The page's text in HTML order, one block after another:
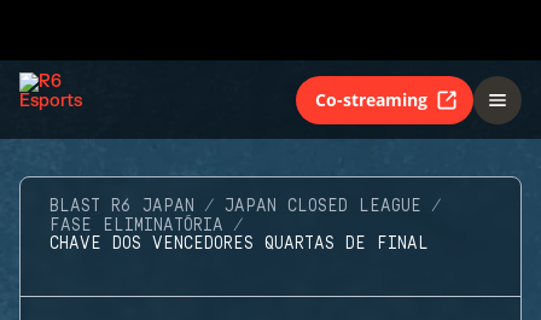
Co-streaming
BLAST R6 JAPAN
JAPAN CLOSED LEAGUE
FASE ELIMINATÓRIA
CHAVE DOS VENCEDORES QUARTAS DE FINAL